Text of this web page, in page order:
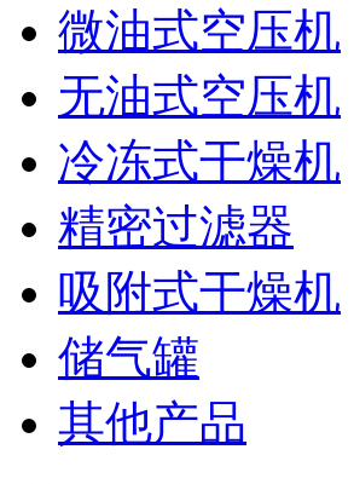
微油式空压机
无油式空压机
冷冻式干燥机
精密过滤器
吸附式干燥机
储气罐
其他产品